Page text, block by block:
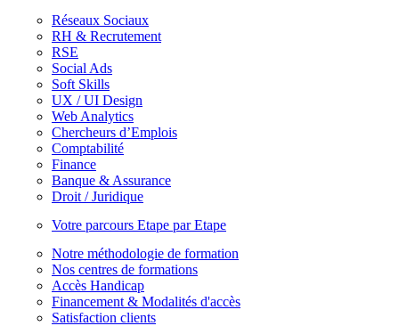
Réseaux Sociaux
RH & Recrutement
RSE
Social Ads
Soft Skills
UX / UI Design
Web Analytics
Chercheurs d’Emplois
Comptabilité
Finance
Banque & Assurance
Droit / Juridique
Votre parcours Etape par Etape
Notre méthodologie de formation
Nos centres de formations
Accès Handicap
Financement & Modalités d'accès
Satisfaction clients